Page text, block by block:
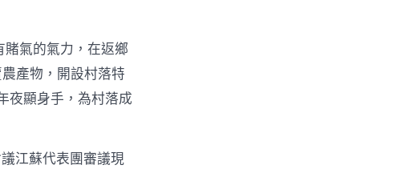
氣的氣力，在返鄉
產物，開設村落特
夜顯身手，為村落成
江蘇代表團審議現